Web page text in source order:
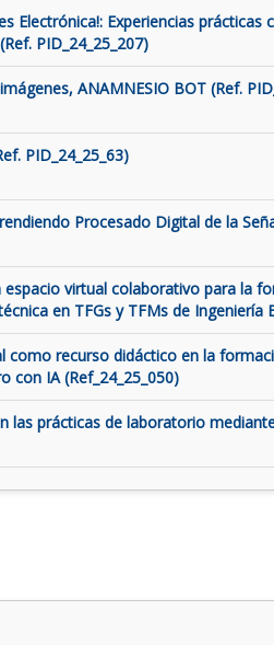
Electrónica!: Experiencias prácticas
PID_24_25_207)
ANAMNESIO BOT (Ref.
PID_24_25_63)
Procesado Digital de la
espacio virtual colaborativo para la
en TFGs y TFMs de Ingeniería
como recurso didáctico en la
con IA (Ref_24_25_050)
las prácticas de laboratorio